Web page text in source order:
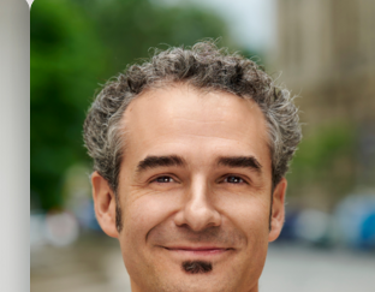
Trajectoires migratoires
Migrations forcées
Études des frontières; Enjeux géopolitiques
des migrations
Politiques migratoires
Réfugiés
Demandeurs d’asile
Migrations irrégulières
Migrations temporaires
Migration et changement climatique
Migration et développement